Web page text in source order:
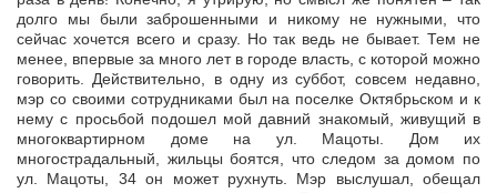
долго мы были заброшенными и никому не нужными, что
сейчас хочется всего и сразу. Но так ведь не бывает. Тем не
менее, впервые за много лет в городе власть, с которой можно
говорить. Действительно, в одну из суббот, совсем недавно,
мэр со своими сотрудниками был на поселке Октябрьском и к
нему с просьбой подошел мой давний знакомый, живущий в
многоквартирном доме на ул. Мацоты. Дом их
многострадальный, жильцы боятся, что следом за домом по
ул. Мацоты, 34 он может рухнуть. Мэр выслушал, обещал